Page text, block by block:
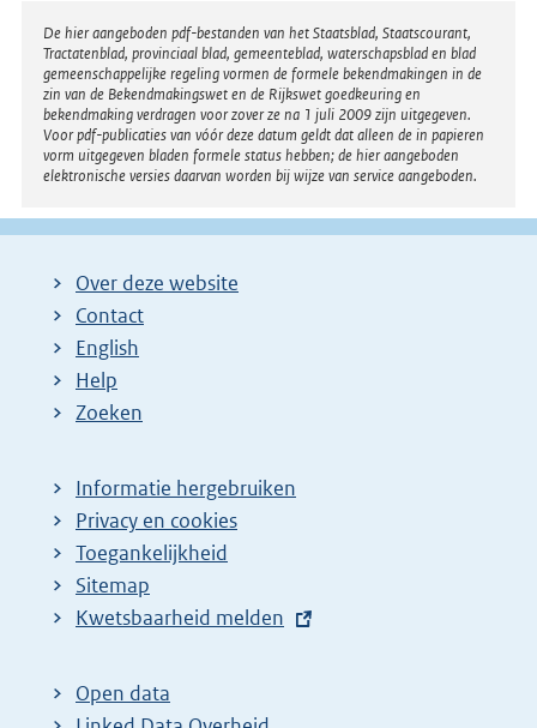
Disclaimer
De hier aangeboden pdf-bestanden van het Staatsblad, Staatscourant,
Tractatenblad, provinciaal blad, gemeenteblad, waterschapsblad en blad
gemeenschappelijke regeling vormen de formele bekendmakingen in de
zin van de Bekendmakingswet en de Rijkswet goedkeuring en
bekendmaking verdragen voor zover ze na 1 juli 2009 zijn uitgegeven.
Voor pdf-publicaties van vóór deze datum geldt dat alleen de in papieren
vorm uitgegeven bladen formele status hebben; de hier aangeboden
elektronische versies daarvan worden bij wijze van service aangeboden.
Over deze website
Contact
English
Help
Zoeken
Informatie hergebruiken
Privacy en cookies
Toegankelijkheid
Sitemap
E
t
e
Kwetsbaarheid melden
Open data